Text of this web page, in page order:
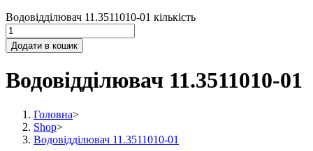
Водовідділювач 11.3511010-01 кількість
Додати в кошик
Водовідділювач 11.3511010-01
Головна>
Shop>
Водовідділювач 11.3511010-01